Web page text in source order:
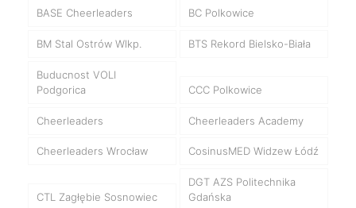
BASE Cheerleaders BC Polkowice
BM Stal Ostrów Wlkp. BTS Rekord Bielsko-Biała
Buducnost VOLI
Podgorica
CCC Polkowice
Cheerleaders Cheerleaders Academy
Cheerleaders Wrocław CosinusMED Widzew Łódź
CTL Zagłębie Sosnowiec
DGT AZS Politechnika
Gdańska